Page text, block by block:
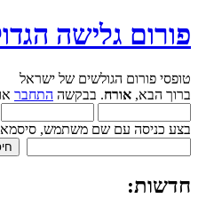
פורום גלישה
טופסי פורום הגולשים של ישראל
ברוך הבא, אורח. בבקשה התחבר
בצע כניסה עם שם משתמש, סיסמא
חדשות: